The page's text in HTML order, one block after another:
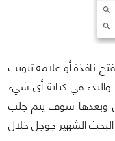
نافذة أو علامة تبويب
في كتابة أي شيء
وبعدها سوف يتم جلب
الشهير جوجل خلال